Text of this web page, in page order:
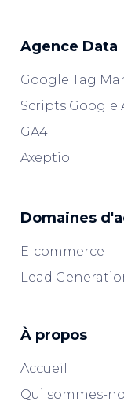
Agence Data
Google Tag
Scripts Google
GA4
Axeptio
Domaines
E-commerce
Lead
À propos
Accueil
Qui sommes-